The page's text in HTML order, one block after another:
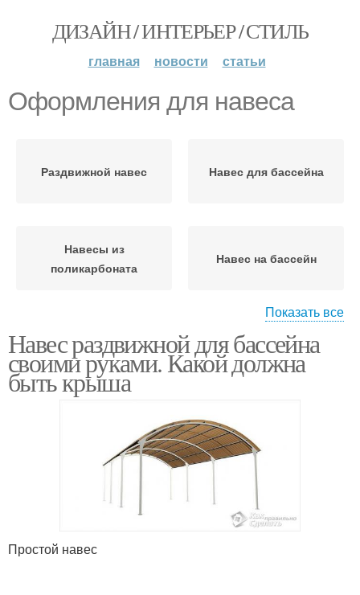
ДИЗАЙН / ИНТЕРЬЕР / СТИЛЬ
главная новости статьи
Оформления для навеса
Раздвижной навес Навес для бассейна
Навесы из
поликарбоната
Навес на бассейн
Навесы над бассейнами
Навес из
поликарбоната
Подобные навесы
раздвижных навесов
Показать все
Навес раздвижной для бассейна
своими руками. Какой должна
быть крыша
Простой навес